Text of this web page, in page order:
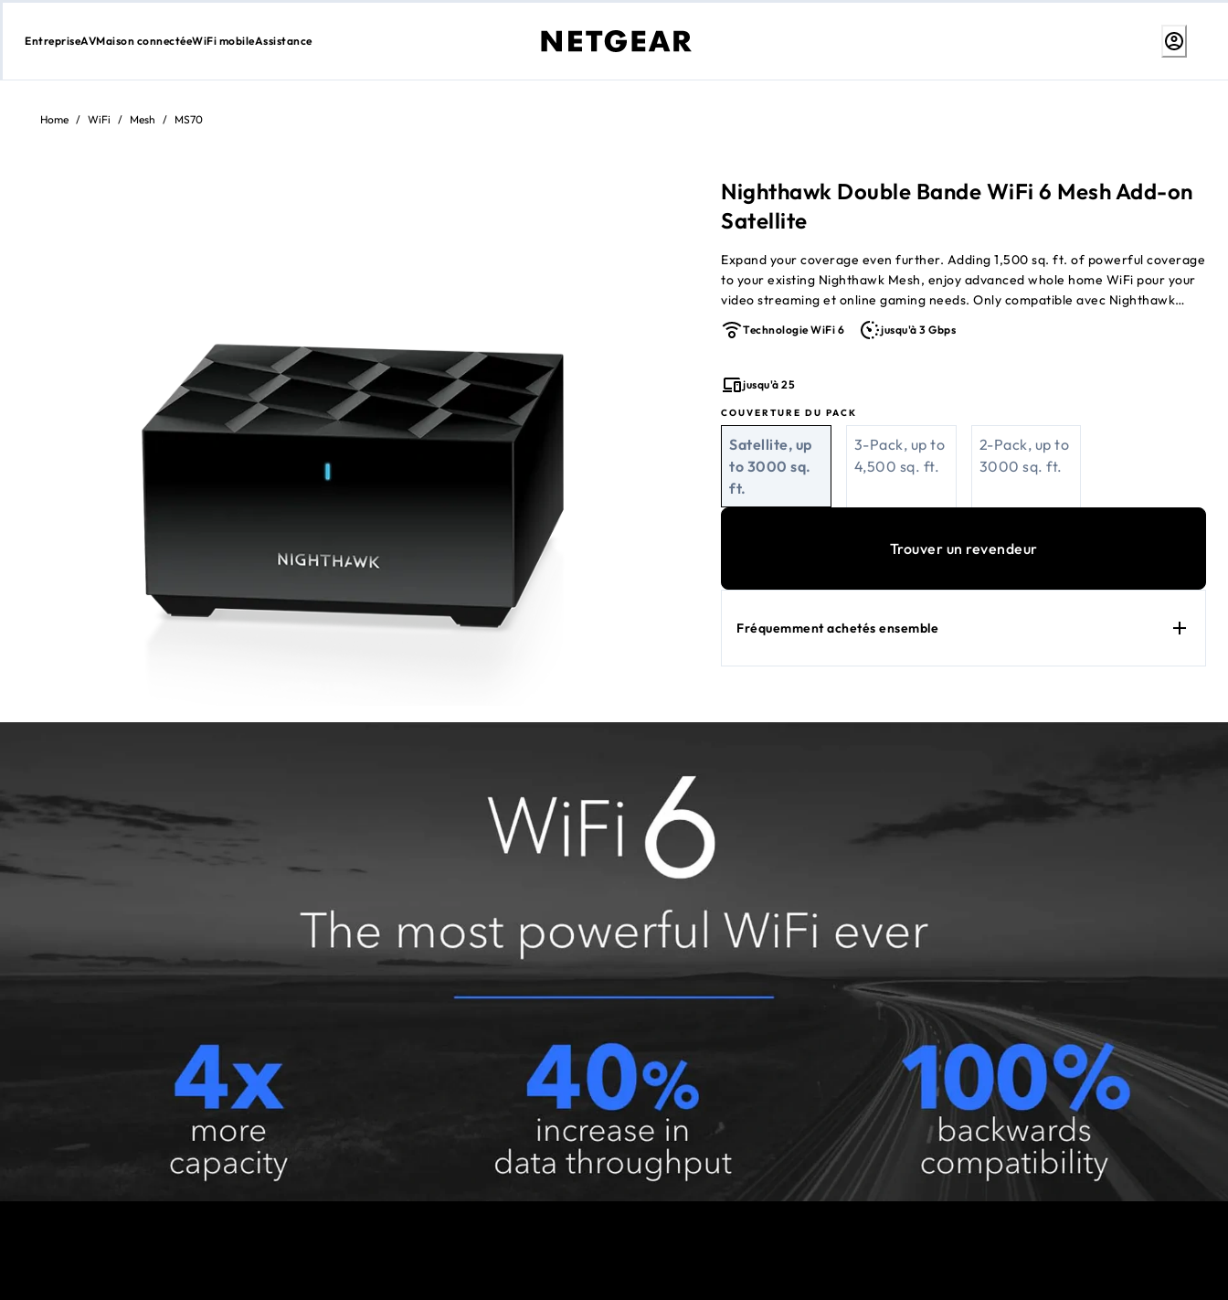
Aller
contenu
EntrepriseAVMaison connectéeWiFi mobileAssistance
Home / WiFi / Mesh / MS70
Nighthawk Double Bande WiFi 6 Mesh Add-on
Satellite
Expand your coverage even further. Adding 1,500 sq. ft. of powerful coverage
to your existing Nighthawk Mesh, enjoy advanced whole home WiFi pour your
video streaming et online gaming needs. Only compatible avec Nighthawk
Mesh Routers et WiFi Systems (Models: MK72, MK73, MK73S).
Technologie WiFi 6 jusqu'à 3 Gbps
jusqu'à 25
COUVERTURE DU PACK
Satellite, up
to 3000 sq.
ft.
3-Pack, up to
4,500 sq. ft.
2-Pack, up to
3000 sq. ft.
Trouver un revendeur
Fréquemment achetés ensemble